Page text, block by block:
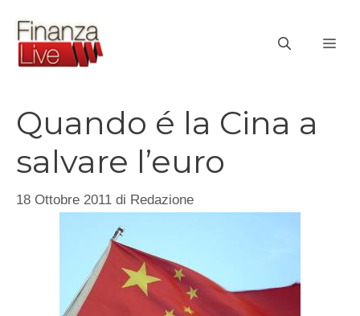
contenuto
Quando é la Cina a
salvare l’euro
18 Ottobre 2011 di Redazione